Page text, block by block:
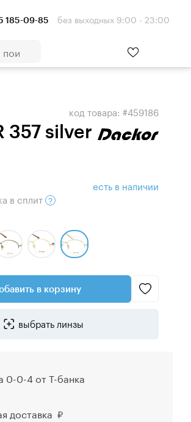
185-09-85 без выходных 9:00 - 23:00
357 silver
код товара: #459186
в сплит
есть в наличии
в корзину
выбрать линзы
0-0-4 от Т-банка
доставка